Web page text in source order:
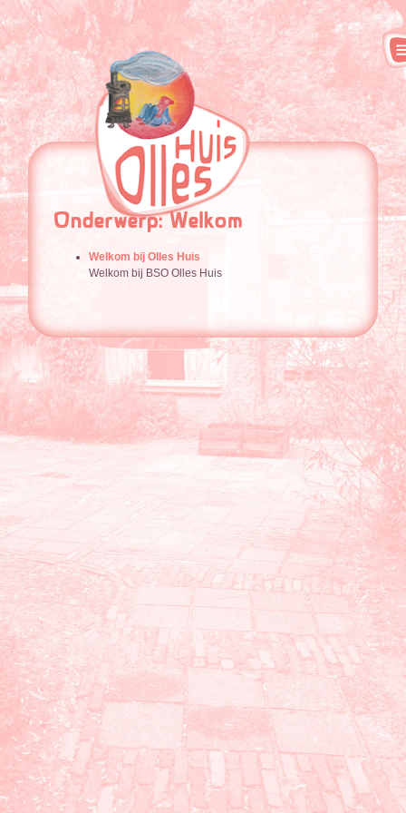
Onderwerp: Welkom
Welkom bij Olles Huis
Welkom bij BSO Olles Huis